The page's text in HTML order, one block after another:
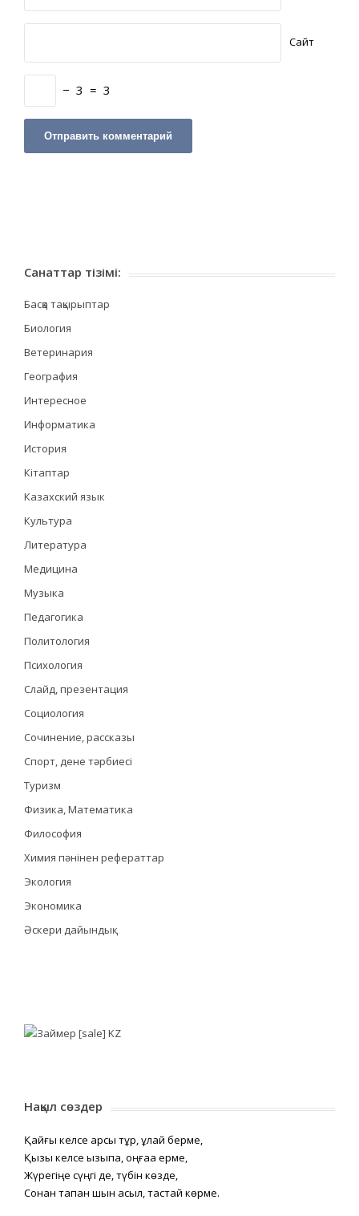
Сайт
− 3 = 3
Санаттар тізімі:
Басқа тақырыптар
Биология
Ветеринария
География
Интересное
Информатика
История
Кітаптар
Казахский язык
Культура
Литература
Медицина
Музыка
Педагогика
Политология
Психология
Слайд, презентация
Социология
Сочинение, рассказы
Спорт, дене тәрбиесі
Туризм
Физика, Математика
Философия
Химия пәнінен рефераттар
Экология
Экономика
Әскери дайындық
Нақыл сөздер
Қайғы келсе қарсы тұр, құлай берме,
Қызық келсе қызықпа, оңғаққа ерме,
Жүрегіңе сүңгі де, түбін көзде,
Сонан тапқан шын асыл, тастай көрме.